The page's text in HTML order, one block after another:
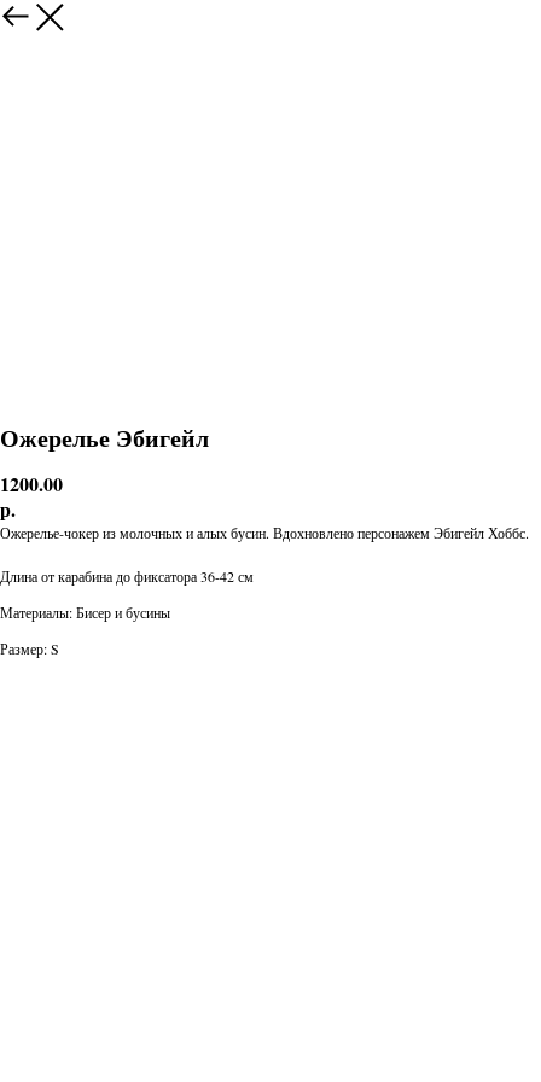
Ожерелье Эбигейл
1200.00
р.
Ожерелье-чокер из молочных и алых бусин. Вдохновлено персонажем Эбигейл Хоббс.
Длина от карабина до фиксатора 36-42 см
Материалы: Бисер и бусины
Размер: S